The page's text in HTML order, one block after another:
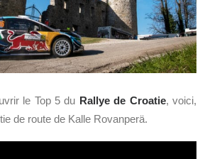
le Top 5 du Rallye de Croatie, voici,
de route de Kalle Rovanperä.